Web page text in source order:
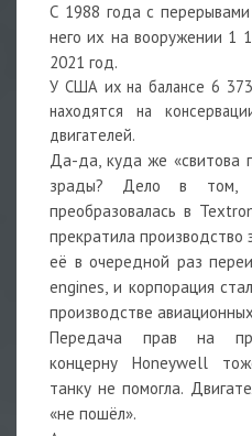
С 1988 года с
него их на вооружении 1
2021 год.
У США их на балансе 6
находятся на
двигателей.
Да-да, куда же «свитова
зрады? Дело в том,
преобразовалась в
прекратила производство
её в очередной раз
engines, и корпорация
производстве
Передача прав на
концерну Honeywell
танку не помогла.
«не пошёл».